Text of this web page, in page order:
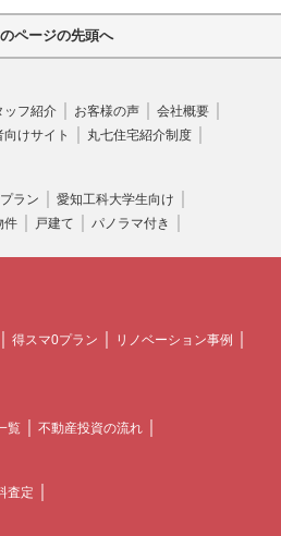
ページの先頭へ
ッフ紹介 お客様の声
会社概要
向けサイト 丸七住宅紹介制度
ラン
愛知工科大学生向け
件 戸建て パノラマ付き
得スマ0プラン
リノベーション事例
覧 不動産投資の流れ
査定